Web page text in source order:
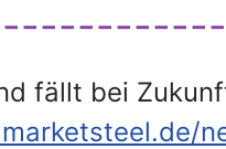
fällt bei